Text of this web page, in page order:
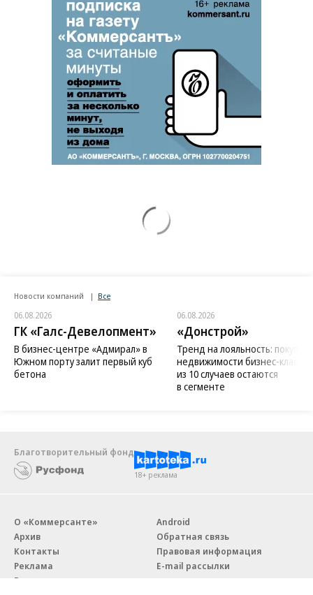
Новости компаний Все
06.08.2026
ГК «Галс-Девелопмент»
В бизнес-центре «Адмирал» в
Южном порту залит первый куб
бетона
06.08.2026
«Донстрой»
Тренд на лояльность:
недвижимости бизнес-класса
из 10 случаев остаются
в сегменте
Благотворительный фонд
18+ реклама
О «Коммерсанте»
Архив
Контакты
Реклама
Вакансии
Android
Обратная связь
Правовая информация
E-mail рассылки